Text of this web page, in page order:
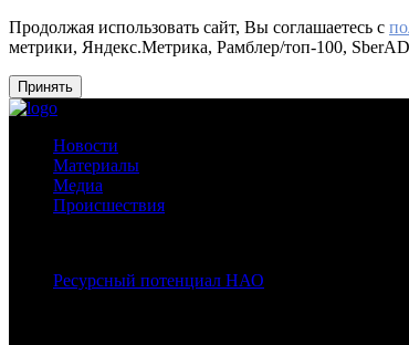
Продолжая использовать сайт, Вы соглашаетесь с
метрики, Яндекс.Метрика, Рамблер/топ-100,
Принять
Новости
Материалы
Медиа
Происшествия
Ресурсный потенциал НАО